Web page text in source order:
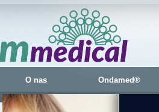
O nas Ondamed®